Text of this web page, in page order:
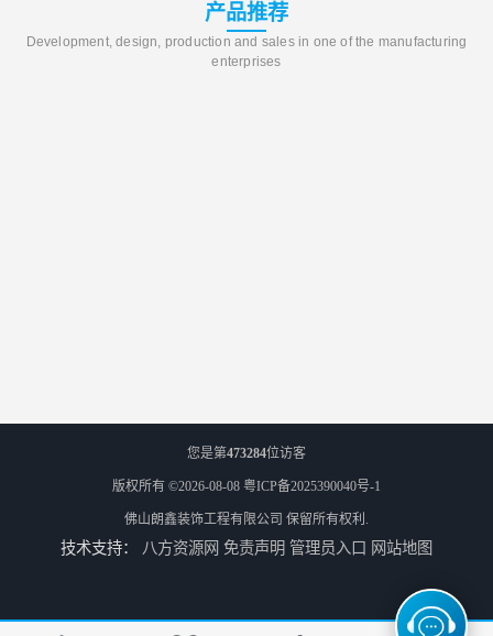
产品推荐
Development, design, production and sales in one of the manufacturing
enterprises
您是第473284位访客
版权所有 ©2026-08-08 粤ICP备2025390040号-1
佛山朗鑫装饰工程有限公司 保留所有权利.
技术支持： 八方资源网 免责声明 管理员入口 网站地图